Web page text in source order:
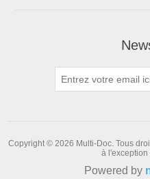
Copyright © 2026 Multi-Doc. Tous
à l'exception
Powered by